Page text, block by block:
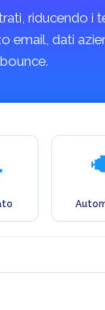
riducendo i
email, dati